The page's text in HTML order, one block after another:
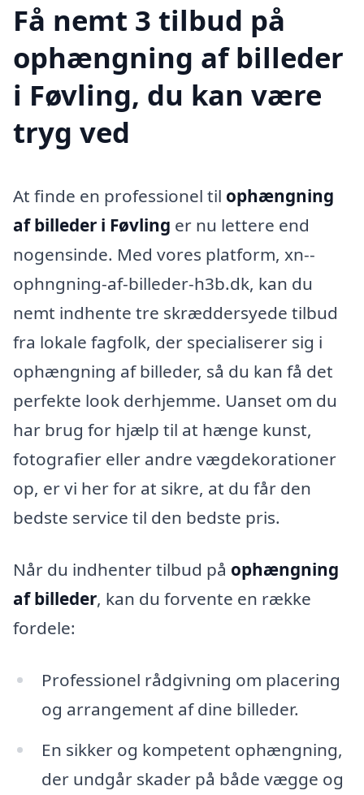
Få nemt 3 tilbud på
ophængning af billeder
i Føvling, du kan være
tryg ved
At finde en professionel til ophængning
af billeder i Føvling er nu lettere end
nogensinde. Med vores platform, xn--
ophngning-af-billeder-h3b.dk, kan du
nemt indhente tre skræddersyede tilbud
fra lokale fagfolk, der specialiserer sig i
ophængning af billeder, så du kan få det
perfekte look derhjemme. Uanset om du
har brug for hjælp til at hænge kunst,
fotografier eller andre vægdekorationer
op, er vi her for at sikre, at du får den
bedste service til den bedste pris.
Når du indhenter tilbud på ophængning
af billeder, kan du forvente en række
fordele:
Professionel rådgivning om placering
og arrangement af dine billeder.
En sikker og kompetent ophængning,
der undgår skader på både vægge og